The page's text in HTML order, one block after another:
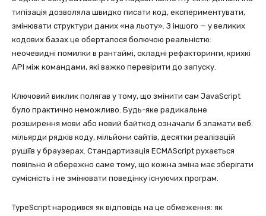
типізація дозволяла швидко писати код, експериментувати,
змінювати структури даних «на льоту». З іншого — у великих
кодових базах це оберталося болючою реальністю:
неочевидні помилки в рантаймі, складні рефакторинги, крихкі
API між командами, які важко перевірити до запуску.
Ключовий виклик полягав у тому, що змінити сам JavaScript
було практично неможливо. Будь-яке радикальне
розширення мови або новий байткод означали б зламати веб:
мільярди рядків коду, мільйони сайтів, десятки реалізацій
рушіїв у браузерах. Стандартизація ECMAScript рухається
повільно й обережно саме тому, що кожна зміна має зберігати
сумісність і не змінювати поведінку існуючих програм.
TypeScript народився як відповідь на це обмеження: як